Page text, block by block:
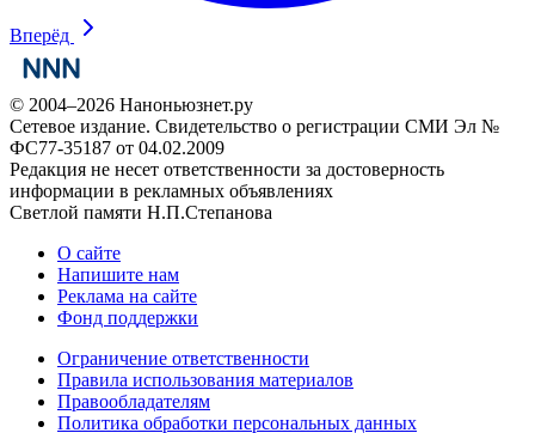
Вперёд
© 2004–2026 Наноньюзнет.ру
Сетевое издание. Свидетельство о регистрации СМИ Эл №
ФС77-35187 от 04.02.2009
Редакция не несет ответственности за достоверность
информации в рекламных объявлениях
Светлой памяти Н.П.Степанова
О сайте
Напишите нам
Реклама на сайте
Фонд поддержки
Ограничение ответственности
Правила использования материалов
Правообладателям
Политика обработки персональных данных